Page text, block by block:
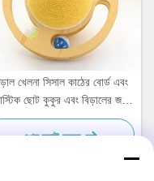
খেলনা সিসাল কাঠের বোর্ড এবং
ছোট কুকুর এবং বিড়ালের জন্য
সহজ এবং ব্যবহারিক
এখন চ্যাট করুন